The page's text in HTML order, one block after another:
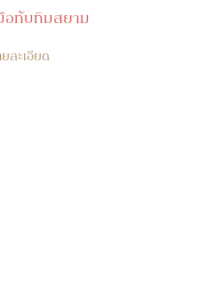
อทับทิมสยาม
ละเอียด